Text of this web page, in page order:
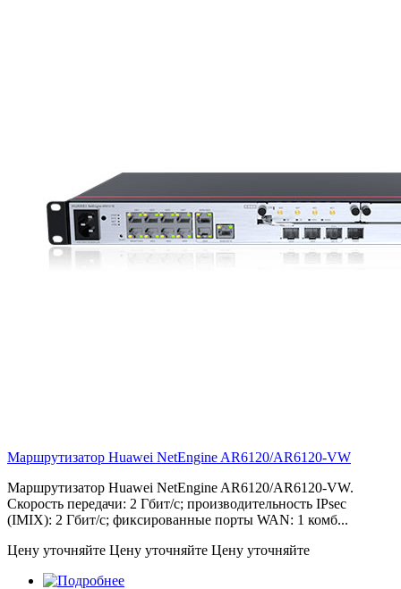
Маршрутизатор Huawei NetEngine AR6120/AR6120-VW
Маршрутизатор Huawei NetEngine AR6120/AR6120-VW.
Скорость передачи: 2 Гбит/с; производительность IPsec
(IMIX): 2 Гбит/с; фиксированные порты WAN: 1 комб...
Цену уточняйте Цену уточняйте Цену уточняйте